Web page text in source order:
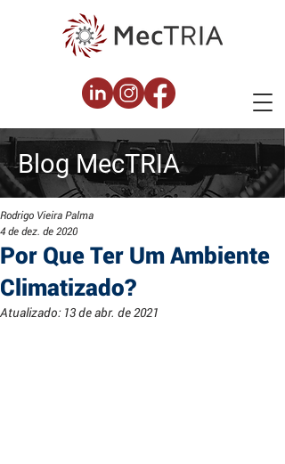
Blog MecTRIA
Por Que Ter Um Ambiente
Climatizado?
Rodrigo Vieira Palma
4 de dez. de 2020
Atualizado: 13 de abr. de 2021